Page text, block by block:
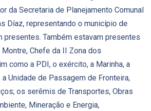
da Secretaria de Planejamento Comunal
Díaz, representando o município de
presentes. Também estavam presentes
Chefe da II Zona dos
como a PDI, o exército, a Marinha, a
a Unidade de Passagem de Fronteira,
os serêmis de Transportes, Obras
Mineração e Energia,